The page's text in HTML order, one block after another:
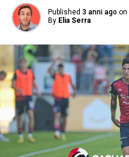
Published 3 anni ago on
By Elia Serra